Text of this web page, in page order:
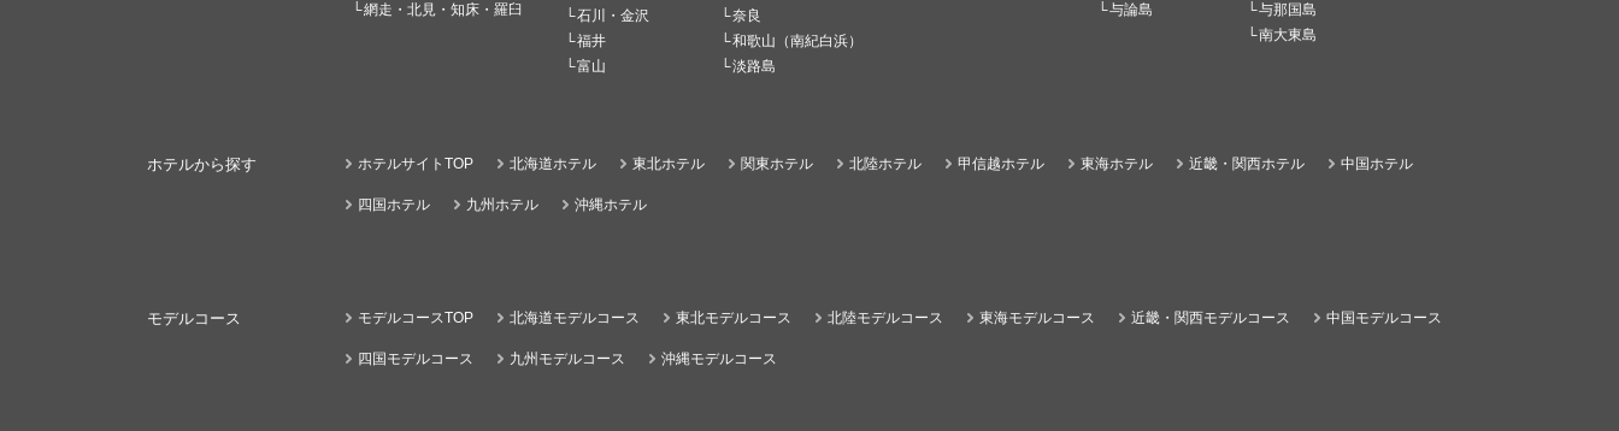
網走・北見・知床・羅臼
石川・金沢
福井
富山
奈良
和歌山（南紀白浜）
淡路島
与論島
与那国島
南大東島
ホテルから探す ホテルサイトTOP 北海道ホテル 東北ホテル 関東ホテル 北陸ホテル 甲信越ホテル 東海ホテル 近畿・関西ホテル 中国ホテル
四国ホテル 九州ホテル 沖縄ホテル
モデルコース モデルコースTOP 北海道モデルコース 東北モデルコース 北陸モデルコース 東海モデルコース 近畿・関西モデルコース 中国モデルコース
四国モデルコース 九州モデルコース 沖縄モデルコース